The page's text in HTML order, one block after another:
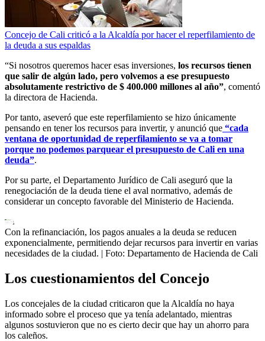
Concejo de Cali criticó a la Alcaldía por hacer el reperfilamiento de
la deuda a sus espaldas
“Si nosotros queremos hacer esas inversiones, los recursos tienen
que salir de algún lado, pero volvemos a ese presupuesto
absolutamente restrictivo de $ 400.000 millones al año”, comentó
la directora de Hacienda.
Por tanto, aseveró que este reperfilamiento se hizo únicamente
pensando en tener los recursos para invertir, y anunció que “cada
ventana de oportunidad de reperfilamiento se va a tomar
porque no podemos parquear el presupuesto de Cali en una
deuda”.
Por su parte, el Departamento Jurídico de Cali aseguró que la
renegociación de la deuda tiene el aval normativo, además de
considerar un concepto favorable del Ministerio de Hacienda.
Con la refinanciación, los pagos anuales a la deuda se reducen
exponencialmente, permitiendo dejar recursos para invertir en varias
necesidades de la ciudad. | Foto: Departamento de Hacienda de Cali
Los cuestionamientos del Concejo
Los concejales de la ciudad criticaron que la Alcaldía no haya
informado sobre el proceso que ya tenía adelantado, mientras
algunos sostuvieron que no es cierto decir que hay un ahorro para
los caleños.